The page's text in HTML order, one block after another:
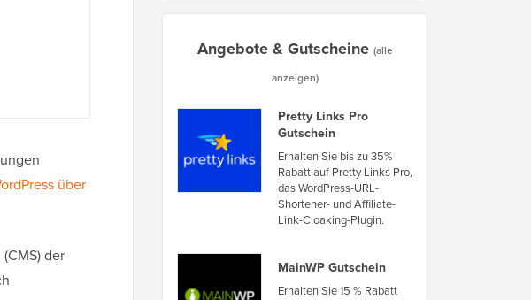
über
der
Angebote & Gutscheine (alle
anzeigen)
Pretty Links Pro
Gutschein
Erhalten Sie bis zu 35%
Rabatt auf Pretty Links Pro,
das WordPress-URL-
Shortener- und Affiliate-
Link-Cloaking-Plugin.
MainWP Gutschein
Erhalten Sie 15 % Rabatt